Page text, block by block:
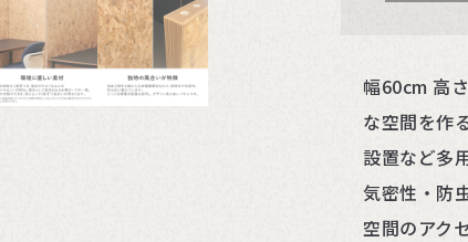
幅60cm 高
な空間を作
設置など多
気密性・防
空間のアク